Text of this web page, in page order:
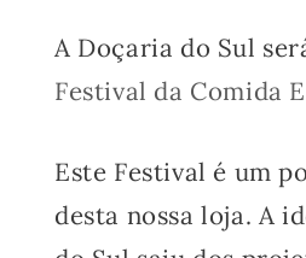
A Doçaria do Sul
Festival da Comida
Este Festival é um
desta nossa loja. A